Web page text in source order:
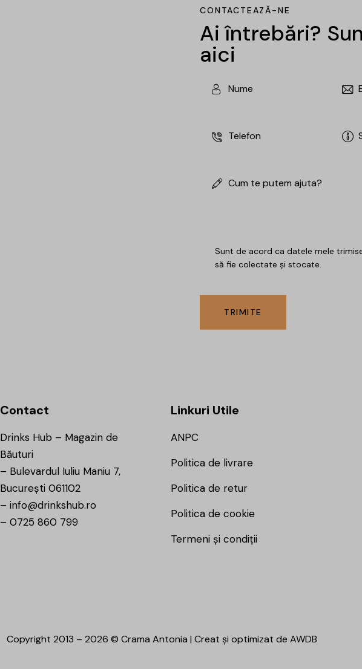
CONTACTEAZĂ-NE
Ai întrebări?
aici
Sunt de acord ca datele mele
să fie colectate și stocate.
Contact
Drinks Hub – Magazin de
Băuturi
– Bulevardul Iuliu Maniu 7,
București 061102
– info@drinkshub.ro
– 0725 860 799
Linkuri Utile
ANPC
Politica de livrare
Politica de retur
Politica de cookie
Termeni și condiții
Copyright 2013 – 2026 © Crama Antonia | Creat și optimizat de AWDB